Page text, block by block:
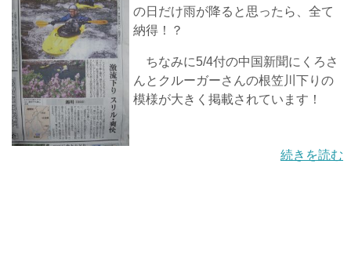
の日だけ雨が降ると思ったら、全て
納得！？
ちなみに5/4付の中国新聞にくろさ
んとクルーガーさんの根笠川下りの
模様が大きく掲載されています！
続きを読む